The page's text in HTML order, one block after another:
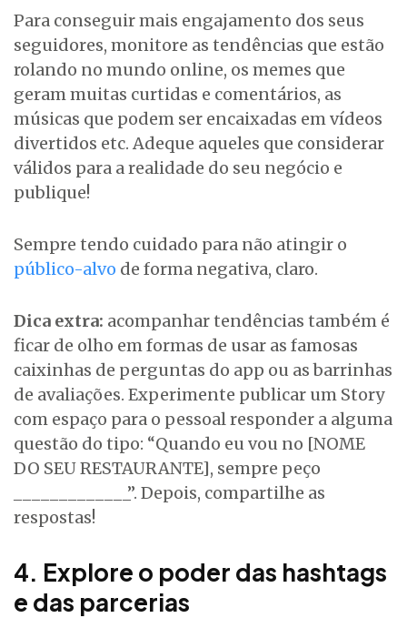
Para conseguir mais engajamento dos seus
seguidores, monitore as tendências que estão
rolando no mundo online, os memes que
geram muitas curtidas e comentários, as
músicas que podem ser encaixadas em vídeos
divertidos etc. Adeque aqueles que considerar
válidos para a realidade do seu negócio e
publique!
Sempre tendo cuidado para não atingir o
público-alvo de forma negativa, claro.
Dica extra: acompanhar tendências também é
ficar de olho em formas de usar as famosas
caixinhas de perguntas do app ou as barrinhas
de avaliações. Experimente publicar um Story
com espaço para o pessoal responder a alguma
questão do tipo: “Quando eu vou no [NOME
DO SEU RESTAURANTE], sempre peço
_____________”. Depois, compartilhe as
respostas!
4. Explore o poder das hashtags
e das parcerias